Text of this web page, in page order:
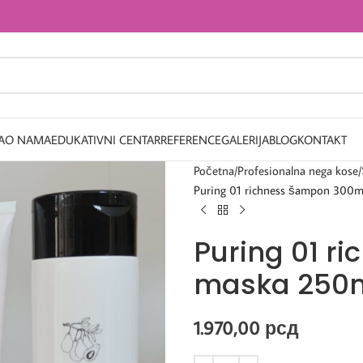
O NAMAEDUKATIVNI CENTARREFERENCEGALERIJABLOGKONTAKT
Početna Profesionalna nega kose
Puring 01 richness šampon
Puring 01
maska
1.970,00 рсд